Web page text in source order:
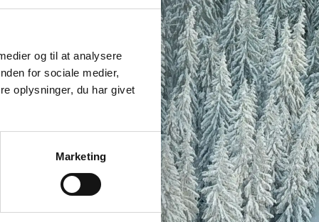
og til at analysere
for sociale medier,
oplysninger, du har givet
Marketing